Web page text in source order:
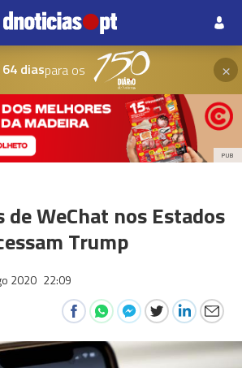
64 diaspara os ×
PUB
WeChat nos Estados
Trump
2020 22:09